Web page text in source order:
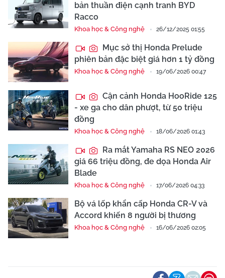
bản thuần điện cạnh tranh BYD
Racco
Khoa học & Công nghệ 26/12/2025 01:55
Mục sở thị Honda Prelude
phiên bản đặc biệt giá hơn 1 tỷ đồng
Khoa học & Công nghệ 19/06/2026 00:47
Cận cảnh Honda HooRide 125
- xe ga cho dân phượt, từ 50 triệu
đồng
Khoa học & Công nghệ 18/06/2026 01:43
Ra mắt Yamaha RS NEO 2026
giá 66 triệu đồng, đe dọa Honda Air
Blade
Khoa học & Công nghệ 17/06/2026 04:33
Bộ vá lốp khẩn cấp Honda CR-V và
Accord khiến 8 người bị thương
Khoa học & Công nghệ 16/06/2026 02:05